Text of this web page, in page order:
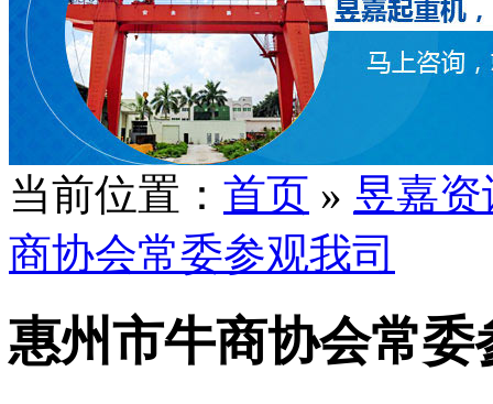
当前位置： 首页 » 昱嘉资
商协会常委参观我司
惠州市牛商协会常委